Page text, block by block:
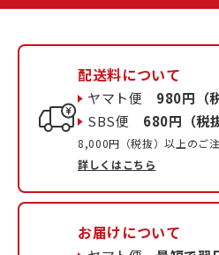
配送料について
ヤマト便 980円（
SBS便 680円（税
8,000円（税抜）以上のご
詳しくはこちら
お届けについて